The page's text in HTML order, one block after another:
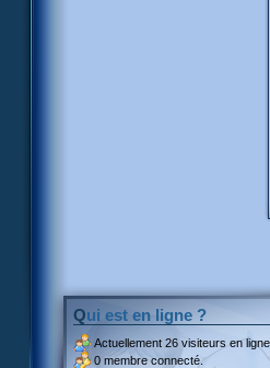
Qui est en ligne ?
Actuellement 26 visiteurs en
0 membre connecté.